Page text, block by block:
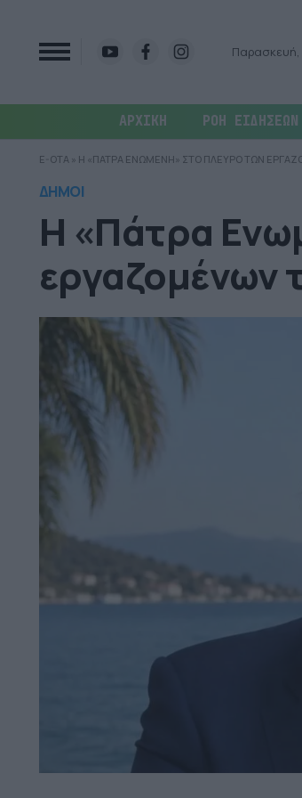
Παρασκευή,
ΑΡΧΙΚΗ ΡΟΗ ΕΙΔΗΣΕΩΝ
E-OTA » Η «ΠΑΤΡΑ ΕΝΩΜΕΝΗ» ΣΤΟ ΠΛΕΥΡΟ ΤΩΝ
ΔΗΜΟΙ
Η «Πάτρα
εργαζομένων